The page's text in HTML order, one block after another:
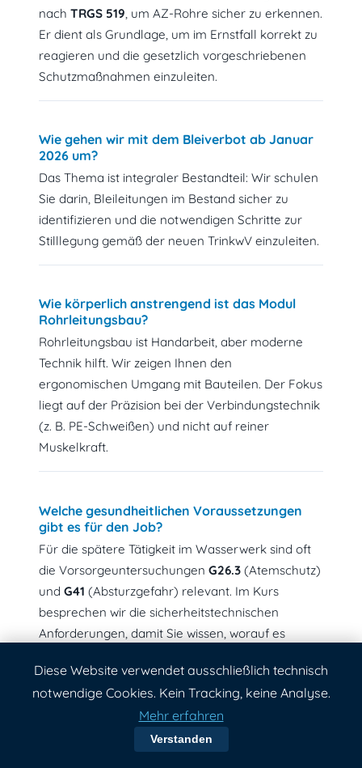
nach TRGS 519, um AZ-Rohre sicher zu erkennen.
Er dient als Grundlage, um im Ernstfall korrekt zu
reagieren und die gesetzlich vorgeschriebenen
Schutzmaßnahmen einzuleiten.
Wie gehen wir mit dem Bleiverbot ab Januar
2026 um?
Das Thema ist integraler Bestandteil: Wir schulen
Sie darin, Bleileitungen im Bestand sicher zu
identifizieren und die notwendigen Schritte zur
Stilllegung gemäß der neuen TrinkwV einzuleiten.
Wie körperlich anstrengend ist das Modul
Rohrleitungsbau?
Rohrleitungsbau ist Handarbeit, aber moderne
Technik hilft. Wir zeigen Ihnen den
ergonomischen Umgang mit Bauteilen. Der Fokus
liegt auf der Präzision bei der Verbindungstechnik
(z. B. PE-Schweißen) und nicht auf reiner
Muskelkraft.
Welche gesundheitlichen Voraussetzungen
gibt es für den Job?
Für die spätere Tätigkeit im Wasserwerk sind oft
die Vorsorgeuntersuchungen G26.3 (Atemschutz)
und G41 (Absturzgefahr) relevant. Im Kurs
besprechen wir die sicherheitstechnischen
Anforderungen, damit Sie wissen, worauf es
Warum ist das Wissen über
Pumpenkennlinien so wichtig?
Eine falsch eingestellte Pumpe verursacht
Diese Website verwendet ausschließlich technisch
notwendige Cookies. Kein Tracking, keine Analyse.
Mehr erfahren
Verstanden